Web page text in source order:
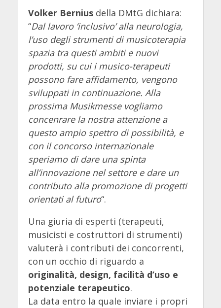
Volker Berniusdella DMtG dichiara:
“Dal lavoro ‘inclusivo’ alla neurologia,
l’uso degli strumenti di musicoterapia
spazia tra questi ambiti e nuovi
prodotti, su cui i musico-terapeuti
possono fare affidamento, vengono
sviluppati in continuazione. Alla
prossima Musikmesse vogliamo
concenrare la nostra attenzione a
questo ampio spettro di possibilità, e
con il concorso internazionale
speriamo di dare una spinta
all’innovazione nel settore e dare un
contributo alla promozione di progetti
orientati al futuro“.
Una giuria di esperti (terapeuti,
musicisti e costruttori di strumenti)
valuterà i contributi dei concorrenti,
con un occhio di riguardo a
originalità, design, facilità d’uso e
potenziale terapeutico.
La data entro la quale inviare i propri